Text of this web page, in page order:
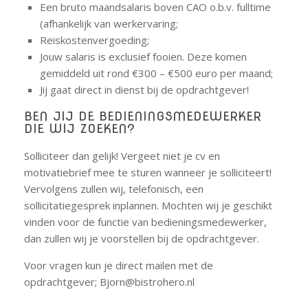
Een bruto maandsalaris boven CAO o.b.v. fulltime
(afhankelijk van werkervaring;
Reiskostenvergoeding;
Jouw salaris is exclusief fooien. Deze komen
gemiddeld uit rond €300 – €500 euro per maand;
Jij gaat direct in dienst bij de opdrachtgever!
BEN JIJ DE BEDIENINGSMEDEWERKER
DIE WIJ ZOEKEN?
Solliciteer dan gelijk! Vergeet niet je cv en
motivatiebrief mee te sturen wanneer je solliciteert!
Vervolgens zullen wij, telefonisch, een
sollicitatiegesprek inplannen. Mochten wij je geschikt
vinden voor de functie van bedieningsmedewerker,
dan zullen wij je voorstellen bij de opdrachtgever.
Voor vragen kun je direct mailen met de
opdrachtgever; Bjorn@bistrohero.nl